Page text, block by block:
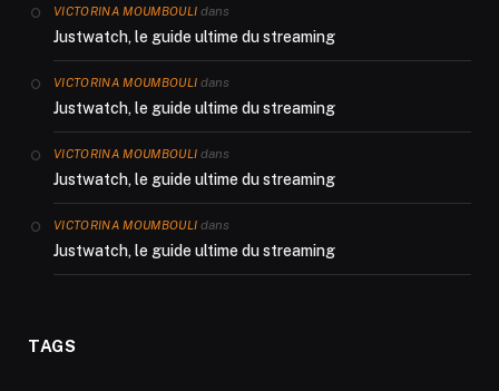
VICTORINA MOUMBOULI dans
Justwatch, le guide ultime du streaming
VICTORINA MOUMBOULI dans
Justwatch, le guide ultime du streaming
VICTORINA MOUMBOULI dans
Justwatch, le guide ultime du streaming
VICTORINA MOUMBOULI dans
Justwatch, le guide ultime du streaming
TAGS